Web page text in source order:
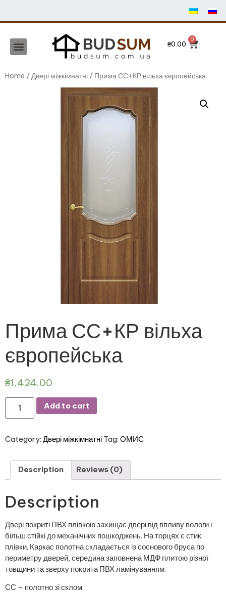
₴0.00
Home / Двері міжкімнатні / Прима СС+КР вільха європейська
Прима СС+КР вільха
європейська
₴1,424.00
Add to cart
Category: Двері міжкімнатні Tag: ОМИС
Description Reviews (0)
Description
Двері покриті ПВХ плівкою захищає двері від впливу вологи і
більш стійкі до механічних пошкоджень. На торцях є стик
плівки. Каркас полотна складається із соснового бруса по
периметру дверей, середина заповнена МДФ плитою різної
товщини та зверху покрита ПВХ ламінуванням.
СС – полотно зі склом.